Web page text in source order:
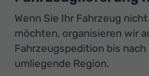
Wenn Sie Ihr Fahrzeug
möchten, organisieren wir
Fahrzeugspedition bis
umliegende Region.